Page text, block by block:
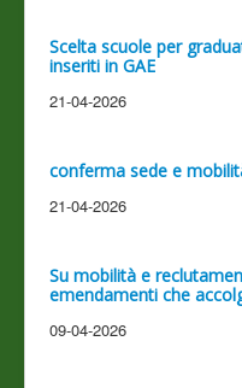
Scelta scuole per
inseriti in GAE
21-04-2026
conferma sede e
21-04-2026
Su mobilità e
emendamenti che
09-04-2026